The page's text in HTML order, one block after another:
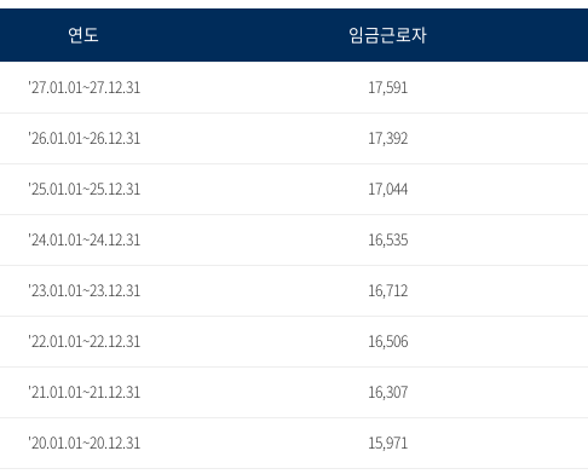
연도 임금근로자
'27.01.01~27.12.31 17,591
'26.01.01~26.12.31 17,392
'25.01.01~25.12.31 17,044
'24.01.01~24.12.31 16,535
'23.01.01~23.12.31 16,712
'22.01.01~22.12.31 16,506
'21.01.01~21.12.31 16,307
'20.01.01~20.12.31 15,971